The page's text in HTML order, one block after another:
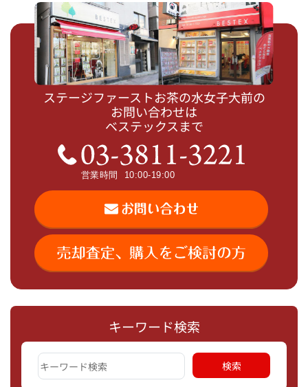
キーワード検索
ステージファーストお茶の水女子大前の
お問い合わせは
ベステックスまで